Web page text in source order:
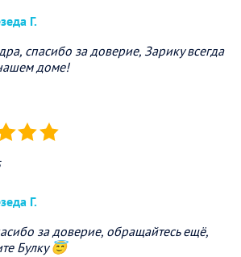
Г.
спасибо за доверие, Зарику всегда
доме!
(*) (*)
Г.
за доверие, обращайтесь ещё,
Булку 😇